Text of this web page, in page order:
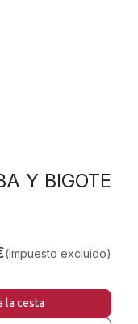
Y BIGOTE
la cesta
(impuesto excluido)